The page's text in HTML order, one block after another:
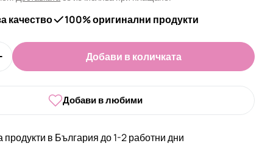
качество 100% оригинални продукти
за Гел лак NEW FORMULA
количеството за Гел лак NEW FORMULA
Добави в количката
Добави в любими
продукти в България до 1-2 работни дни